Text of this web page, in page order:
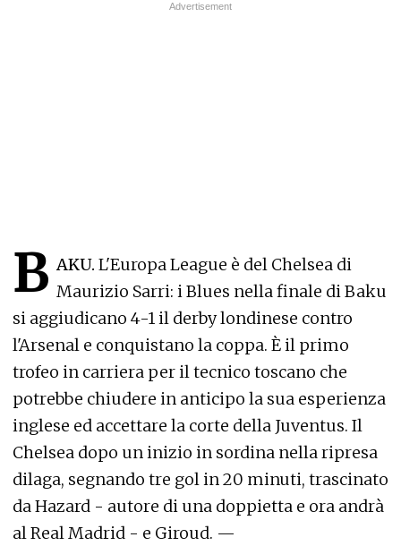
B AKU. L'Europa League è del Chelsea di
Maurizio Sarri: i Blues nella finale di Baku
si aggiudicano 4-1 il derby londinese contro
l'Arsenal e conquistano la coppa. È il primo
trofeo in carriera per il tecnico toscano che
potrebbe chiudere in anticipo la sua esperienza
inglese ed accettare la corte della Juventus. Il
Chelsea dopo un inizio in sordina nella ripresa
dilaga, segnando tre gol in 20 minuti, trascinato
da Hazard - autore di una doppietta e ora andrà
al Real Madrid - e Giroud. —